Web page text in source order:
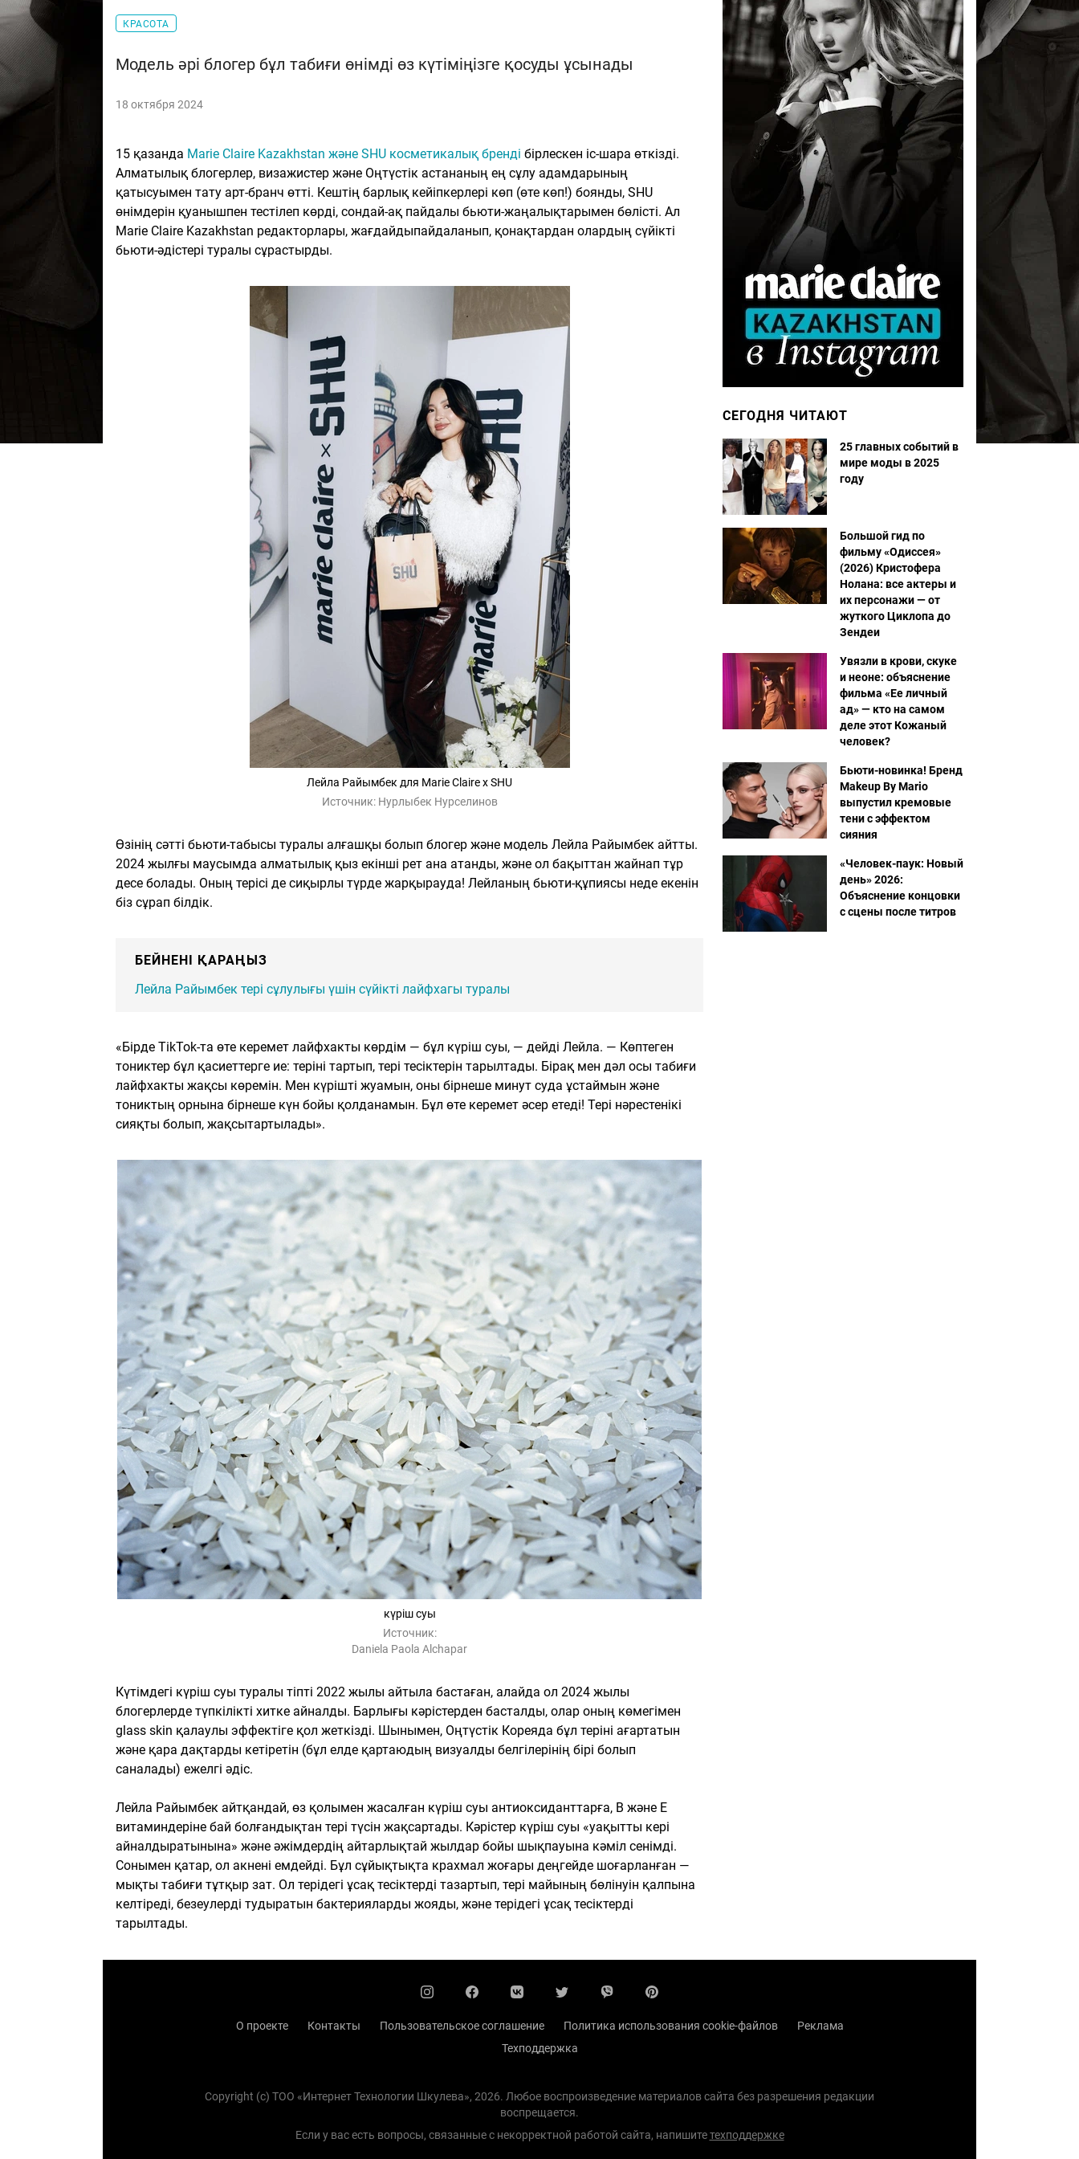
КРАСОТА
Модель әрі блогер бұл табиғи өнімді өз күтіміңізге қосуды ұсынады
18 октября 2024
15 қазанда Marie Claire Kazakhstan және SHU косметикалық бренді бірлескен іс-шара өткізді.
Алматылық блогерлер, визажистер және Оңтүстік астананың ең сұлу адамдарының
қатысуымен тату арт-бранч өтті. Кештің барлық кейіпкерлері көп (өте көп!) боянды, SHU
өнімдерін қуанышпен тестілеп көрді, сондай-ақ пайдалы бьюти-жаңалықтарымен бөлісті. Ал
Marie Claire Kazakhstan редакторлары, жағдайдыпайдаланып, қонақтардан олардың сүйікті
бьюти-әдістері туралы сұрастырды.
Лейла Райымбек для Marie Claire x SHU
Источник: Нурлыбек Нурселинов
Өзінің сәтті бьюти-табысы туралы алғашқы болып блогер және модель Лейла Райымбек айтты.
2024 жылғы маусымда алматылық қыз екінші рет ана атанды, және ол бақыттан жайнап тұр
десе болады. Оның терісі де сиқырлы түрде жарқырауда! Лейланың бьюти-құпиясы неде екенін
біз сұрап білдік.
БЕЙНЕНІ ҚАРАҢЫЗ
Лейла Райымбек тері сұлулығы үшін сүйікті лайфхагы туралы
«Бірде TikTok-та өте керемет лайфхакты көрдім — бұл күріш суы, — дейді Лейла. — Көптеген
тониктер бұл қасиеттерге ие: теріні тартып, тері тесіктерін тарылтады. Бірақ мен дәл осы табиғи
лайфхакты жақсы көремін. Мен күрішті жуамын, оны бірнеше минут суда ұстаймын және
тониктың орнына бірнеше күн бойы қолданамын. Бұл өте керемет әсер етеді! Тері нәрестенікі
сияқты болып, жақсытартылады».
күріш суы
Источник:
Daniela Paola Alchapar
Күтімдегі күріш суы туралы тіпті 2022 жылы айтыла бастаған, алайда ол 2024 жылы
блогерлерде түпкілікті хитке айналды. Барлығы кәрістерден басталды, олар оның көмегімен
glass skin қалаулы эффектіге қол жеткізді. Шынымен, Оңтүстік Кореяда бұл теріні ағартатын
және қара дақтарды кетіретін (бұл елде қартаюдың визуалды белгілерінің бірі болып
саналады) ежелгі әдіс.
Лейла Райымбек айтқандай, өз қолымен жасалған күріш суы антиоксиданттарға, В және Е
витаминдеріне бай болғандықтан тері түсін жақсартады. Кәрістер күріш суы «уақытты кері
айналдыратынына» және әжімдердің айтарлықтай жылдар бойы шықпауына кәміл сенімді.
Сонымен қатар, ол акнені емдейді. Бұл сұйықтықта крахмал жоғары деңгейде шоғарланған —
мықты табиғи тұтқыр зат. Ол терідегі ұсақ тесіктерді тазартып, тері майының бөлінуін қалпына
келтіреді, безеулерді тудыратын бактерияларды жояды, және терідегі ұсақ тесіктерді
тарылтады.
СЕГОДНЯ ЧИТАЮТ
25 главных событий в
мире моды в 2025
году
Большой гид по
фильму «Одиссея»
(2026) Кристофера
Нолана: все актеры и
их персонажи — от
жуткого Циклопа до
Зендеи
Увязли в крови, скуке
и неоне: объяснение
фильма «Ее личный
ад» — кто на самом
деле этот Кожаный
человек?
Бьюти-новинка! Бренд
Makeup By Mario
выпустил кремовые
тени с эффектом
сияния
«Человек-паук: Новый
день» 2026:
Объяснение концовки
с сцены после титров
О проекте Контакты Пользовательское соглашение Политика использования cookie-файлов
Реклама
Техподдержка
Copyright (с) TOO «Интернет Технологии Шкулева», 2026. Любое воспроизведение материалов сайта без разрешения редакции
воспрещается.
Если у вас есть вопросы, связанные с некорректной работой сайта, напишитетехподдержке